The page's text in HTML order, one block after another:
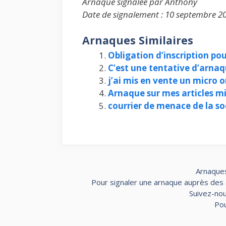
Date de signalement : 10 septembre
Arnaques Similaires
Obligation d’inscription
C’est une tentative
j’ai mis en vente un micro
Arnaque sur mes articles
courrier de menace de la
Pour signaler une arnaque auprès
Suivez-